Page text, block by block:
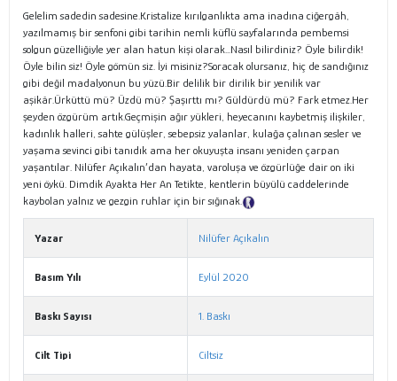
Gelelim sadedin sadesine.Kristalize kırılganlıkta ama inadına ciğergâh,
yazılmamış bir senfoni gibi tarihin nemli küflü sayfalarında pembemsi
solgun güzelliğiyle yer alan hatun kişi olarak...Nasıl bilirdiniz? Öyle bilirdik!
Öyle bilin siz! Öyle gömün siz. İyi misiniz?Soracak olursanız, hiç de sandığınız
gibi değil madalyonun bu yüzü.Bir delilik bir dirilik bir yenilik var
aşikâr.Ürküttü mü? Üzdü mü? Şaşırttı mı? Güldürdü mü? Fark etmez.Her
şeyden özgürüm artık.Geçmişin ağır yükleri, heyecanını kaybetmiş ilişkiler,
kadınlık halleri, sahte gülüşler, sebepsiz yalanlar, kulağa çalınan sesler ve
yaşama sevinci gibi tanıdık ama her okuyuşta insanı yeniden çarpan
yaşantılar. Nilüfer Açıkalın’dan hayata, varoluşa ve özgürlüğe dair on iki
yeni öykü. Dimdik Ayakta Her An Tetikte, kentlerin büyülü caddelerinde
kaybolan yalnız ve gezgin ruhlar için bir sığınak.
Yazar Nilüfer Açıkalın
Basım Yılı Eylül 2020
Baskı Sayısı 1. Baskı
Cilt Tipi Ciltsiz